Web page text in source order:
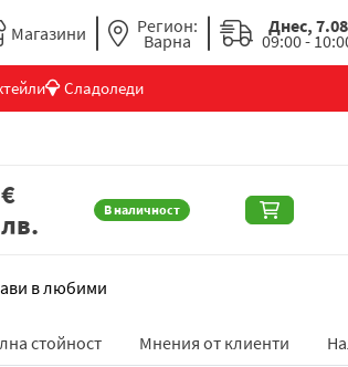
Магазини Регион:
Варна
Днес, 7.08
09:00 -
Сладоледи
В наличност
€
лв.
в любими
стойност Мнения от клиенти